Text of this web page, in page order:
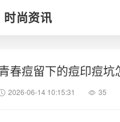
时尚资讯
春痘留下的痘印痘坑
2026-06-14 10:15:31 35